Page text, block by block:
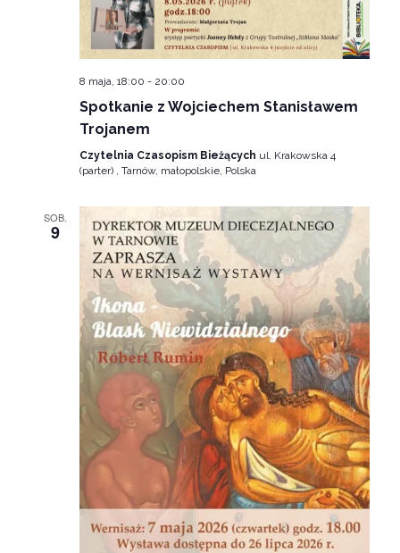
8 maja, 18:00 - 20:00
Spotkanie z Wojciechem Stanisławem
Trojanem
Czytelnia Czasopism Bieżących ul. Krakowska 4
(parter) , Tarnów, małopolskie, Polska
SOB.
9